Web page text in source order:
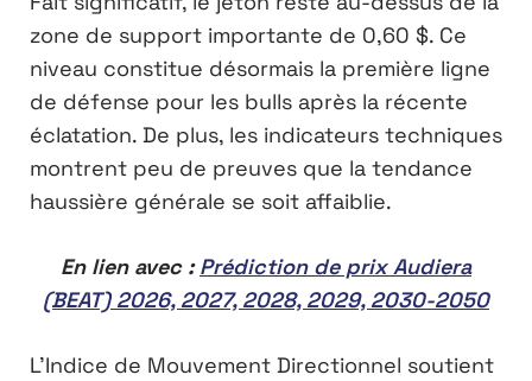
zone de support importante de 0,60 $. Ce
niveau constitue désormais la première ligne
de défense pour les bulls après la récente
éclatation. De plus, les indicateurs techniques
montrent peu de preuves que la tendance
haussière générale se soit affaiblie.
En lien avec :Prédiction de prix Audiera
(BEAT) 2026, 2027, 2028, 2029, 2030-2050
L’Indice de Mouvement Directionnel soutient